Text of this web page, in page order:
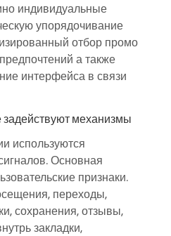
индивидуальные
упорядочивание
отбор промо
а также
интерфейса в связи
механизмы
используются
Основная
признаки.
переходы,
сохранения, отзывы,
закладки,